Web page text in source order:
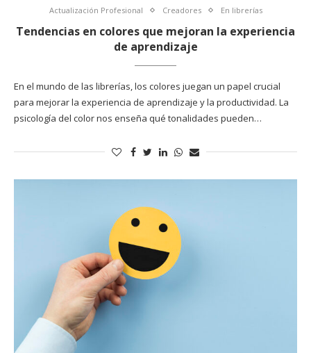
Actualización Profesional Creadores En librerías
Tendencias en colores que mejoran la experiencia
de aprendizaje
En el mundo de las librerías, los colores juegan un papel crucial
para mejorar la experiencia de aprendizaje y la productividad. La
psicología del color nos enseña qué tonalidades pueden…